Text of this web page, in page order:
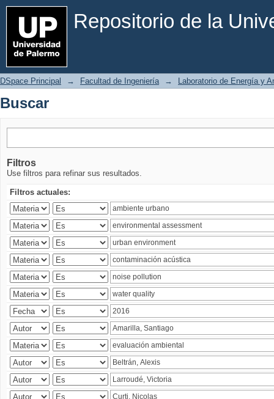
Repositorio de la
Buscar
DSpace Principal → Facultad de Ingeniería → Laboratorio de Energía y
Buscar
Filtros
Use filtros para refinar sus resultados.
Filtros actuales: